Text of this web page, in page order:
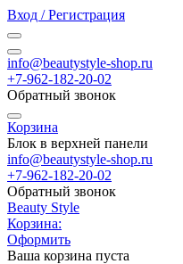
Вход / Регистрация
info@beautystyle-shop.ru
+7-962-182-20-02
Обратный звонок
Корзина
Блок в верхней панели
info@beautystyle-shop.ru
+7-962-182-20-02
Обратный звонок
Beauty Style
Корзина:
Оформить
Ваша корзина пуста